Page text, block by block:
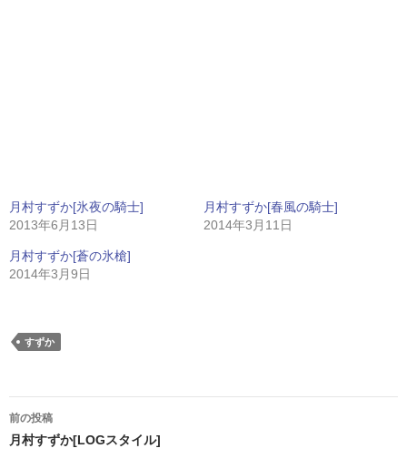
月村すずか[氷夜の騎士]
2013年6月13日
月村すずか[春風の騎士]
2014年3月11日
月村すずか[蒼の氷槍]
2014年3月9日
すずか
投
稿
前の投稿
月村すずか[LOGスタイル]